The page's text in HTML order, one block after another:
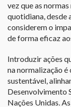
vez que as
quotidiana, desde
considerem o
de forma eficaz
Introduzir ações
na normalização
sustentável,
Desenvolvimento
Nações Unidas.